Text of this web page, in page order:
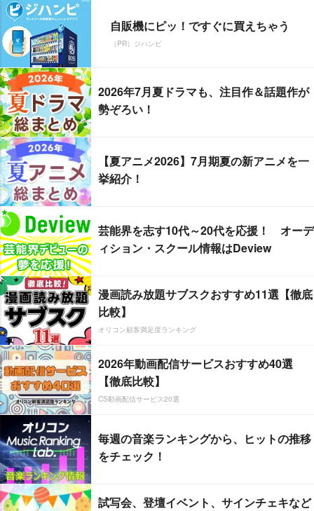
自販機にピッ！ですぐに買えちゃう
（PR）ジハンピ
2026年7月夏ドラマも、注目作＆話題作が
勢ぞろい！
【夏アニメ2026】7月期夏の新アニメを一
挙紹介！
芸能界を志す10代～20代を応援！ オーデ
ィション・スクール情報はDeview
漫画読み放題サブスクおすすめ11選【徹底
比較】
オリコン顧客満足度ランキング
2026年動画配信サービスおすすめ40選
【徹底比較】
CS動画配信サービス20選
毎週の音楽ランキングから、ヒットの推移
をチェック！
試写会、登壇イベント、サインチェキなど